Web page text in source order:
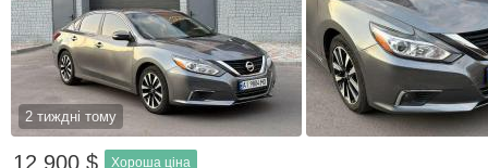
2 тиждні тому
12 900 $ Хороша ціна